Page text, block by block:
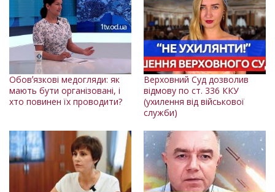
Обовʼязкові медогляди: як
мають бути організовані, і
хто повинен їх проводити?
Верховний Суд дозволив
відмову по ст. 336 ККУ
(ухилення від військової
служби)